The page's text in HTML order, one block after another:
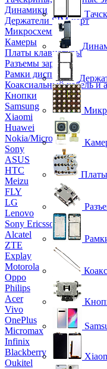
Динамики
Держатели SIM-карт
Микросхемы
Камеры
Платы клавиатуры
Разъемы зарядки
Рамки дисплея
Коаксиальный кабель и
Кнопки
Samsung
Xiaomi
Huawei
Nokia/Microsoft
Sony
ASUS
HTC
Meizu
FLY
LG
Lenovo
Sony Ericsson
Alcatel
ZTE
Explay
Motorola
Oppo
Philips
Acer
Vivo
OnePlus
Micromax
Infinix
Blackberry
Oukitel